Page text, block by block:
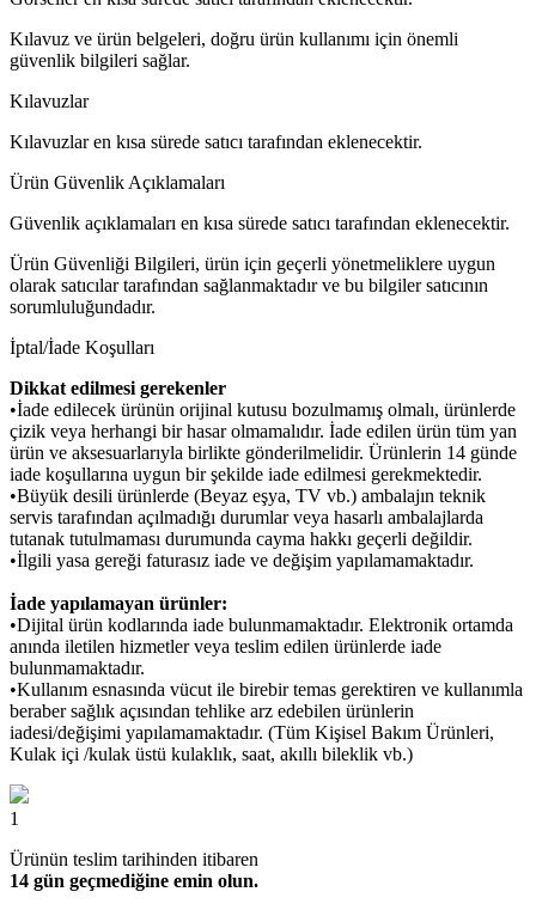
Kılavuz ve ürün belgeleri, doğru ürün kullanımı için önemli
güvenlik bilgileri sağlar.
Kılavuzlar
Kılavuzlar en kısa sürede satıcı tarafından eklenecektir.
Ürün Güvenlik Açıklamaları
Güvenlik açıklamaları en kısa sürede satıcı tarafından eklenecektir.
Ürün Güvenliği Bilgileri, ürün için geçerli yönetmeliklere uygun
olarak satıcılar tarafından sağlanmaktadır ve bu bilgiler satıcının
sorumluluğundadır.
İptal/İade Koşulları
Dikkat edilmesi gerekenler
•İade edilecek ürünün orijinal kutusu bozulmamış olmalı, ürünlerde
çizik veya herhangi bir hasar olmamalıdır. İade edilen ürün tüm yan
ürün ve aksesuarlarıyla birlikte gönderilmelidir. Ürünlerin 14 günde
iade koşullarına uygun bir şekilde iade edilmesi gerekmektedir.
•Büyük desili ürünlerde (Beyaz eşya, TV vb.) ambalajın teknik
servis tarafından açılmadığı durumlar veya hasarlı ambalajlarda
tutanak tutulmaması durumunda cayma hakkı geçerli değildir.
•İlgili yasa gereği faturasız iade ve değişim yapılamamaktadır.
İade yapılamayan ürünler:
•Dijital ürün kodlarında iade bulunmamaktadır. Elektronik ortamda
anında iletilen hizmetler veya teslim edilen ürünlerde iade
bulunmamaktadır.
•Kullanım esnasında vücut ile birebir temas gerektiren ve kullanımla
beraber sağlık açısından tehlike arz edebilen ürünlerin
iadesi/değişimi yapılamamaktadır. (Tüm Kişisel Bakım Ürünleri,
Kulak içi /kulak üstü kulaklık, saat, akıllı bileklik vb.)
1
Ürünün teslim tarihinden itibaren
14 gün geçmediğine emin olun.